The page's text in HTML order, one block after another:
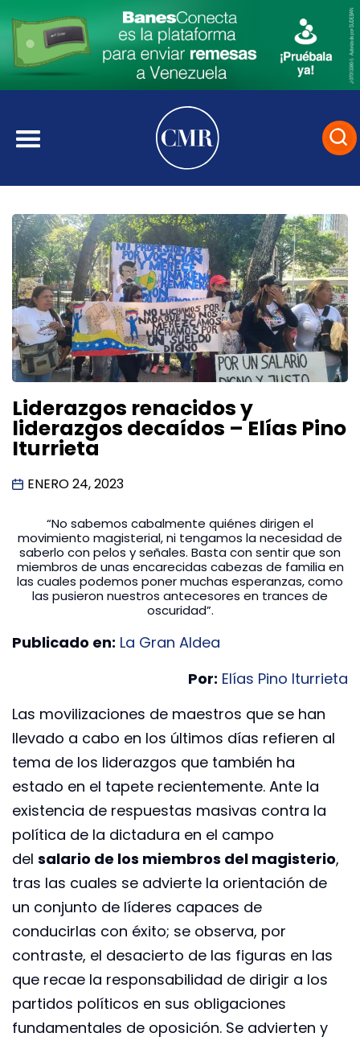
Liderazgos renacidos y
liderazgos decaídos – Elías Pino
Iturrieta
ENERO 24, 2023
“No sabemos cabalmente quiénes dirigen el
movimiento magisterial, ni tengamos la necesidad de
saberlo con pelos y señales. Basta con sentir que son
miembros de unas encarecidas cabezas de familia en
las cuales podemos poner muchas esperanzas, como
las pusieron nuestros antecesores en trances de
oscuridad”.
Publicado en: La Gran Aldea
Por: Elías Pino Iturrieta
Las movilizaciones de maestros que se han
llevado a cabo en los últimos días refieren al
tema de los liderazgos que también ha
estado en el tapete recientemente. Ante la
existencia de respuestas masivas contra la
política de la dictadura en el campo
del salario de los miembros del magisterio,
tras las cuales se advierte la orientación de
un conjunto de líderes capaces de
conducirlas con éxito; se observa, por
contraste, el desacierto de las figuras en las
que recae la responsabilidad de dirigir a los
partidos políticos en sus obligaciones
fundamentales de oposición. Se advierten y